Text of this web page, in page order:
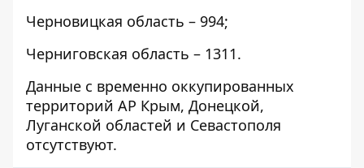
Черновицкая область – 994;
Черниговская область – 1311.
Данные с временно оккупированных
территорий АР Крым, Донецкой,
Луганской областей и Севастополя
отсутствуют.